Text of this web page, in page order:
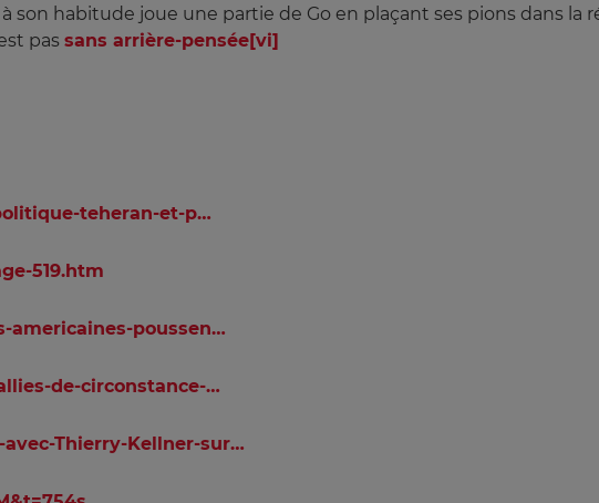
son habitude joue une partie de Go en plaçant ses pions dans la
pas sans arrière-pensée [vi]
teheran-et-p…
519.htm
americaines-poussen…
de-circonstance-…
Thierry-Kellner-sur…